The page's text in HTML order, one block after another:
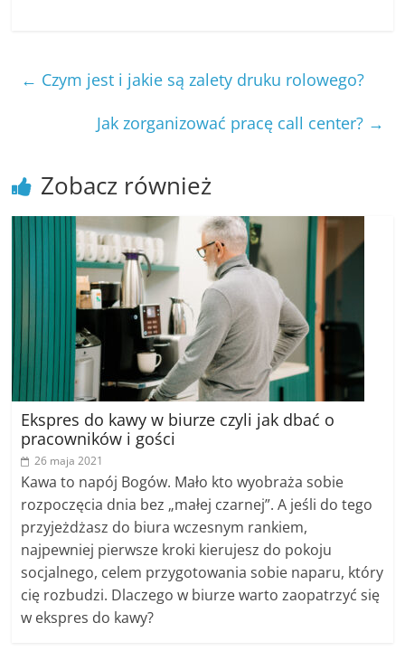
← Czym jest i jakie są zalety druku rolowego?
Jak zorganizować pracę call center? →
Zobacz również
Ekspres do kawy w biurze czyli jak dbać o
pracowników i gości
26 maja 2021
Kawa to napój Bogów. Mało kto wyobraża sobie
rozpoczęcia dnia bez „małej czarnej”. A jeśli do tego
przyjeżdżasz do biura wczesnym rankiem,
najpewniej pierwsze kroki kierujesz do pokoju
socjalnego, celem przygotowania sobie naparu, który
cię rozbudzi. Dlaczego w biurze warto zaopatrzyć się
w ekspres do kawy?